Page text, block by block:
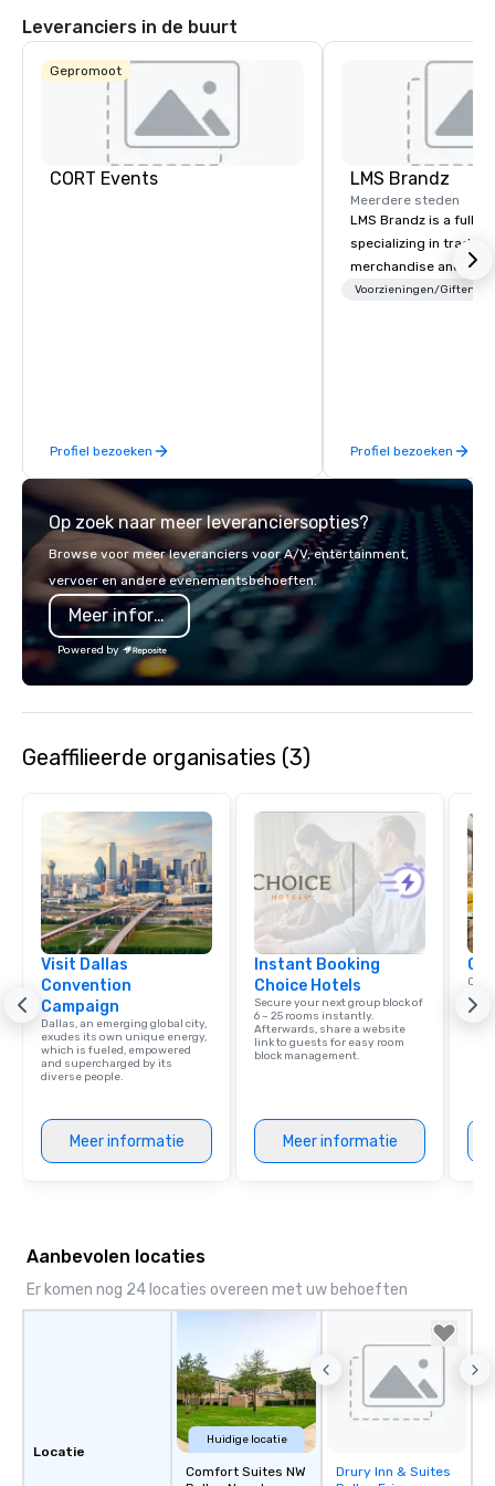
Crowne
Dallas
Ctr - Love
Field
Budget Suites
of America
Empire
Central/Dallas
Leveranciers in de buurt
Gepromoot
CORT Events
Profiel bezoeken
LMS Brandz
Meerdere steden
LMS Brandz is a full-
specializing in trade
merchandise and
booth giveaways and
years of industry
commitment to
smart, reliable
make the end-user
seamless from start to
Voorzieningen/Giften
Profiel bezoeken
Op zoek naar meer leveranciersopties?
Browse voor meer leveranciers voor A/V, entertainment,
vervoer en andere evenementsbehoeften.
Meer informatie
Powered by
Geaffilieerde organisaties (3)
Visit Dallas
Convention
Campaign
Dallas, an emerging global city,
exudes its own unique energy,
which is fueled, empowered
and supercharged by its
diverse people.
Meer informatie
Instant Booking
Choice Hotels
Secure your next group block of
6 – 25 rooms instantly.
Afterwards, share a website
link to guests for easy room
block management.
Meer informatie
Aanbevolen locaties
Er komen nog 24 locaties overeen met uw behoeften
Locatie
Huidige locatie
Comfort Suites NW
Removed from
Drury Inn & Suites